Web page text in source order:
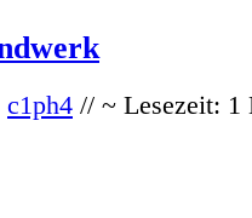
c1ph4 // ~ Lesezeit: 1